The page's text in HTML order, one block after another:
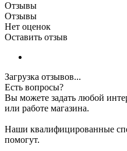
Отзывы
Отзывы
Нет оценок
Оставить отзыв
Загрузка отзывов...
Есть вопросы?
Вы можете задать любой
или работе магазина.
Наши квалифицированные
помогут.